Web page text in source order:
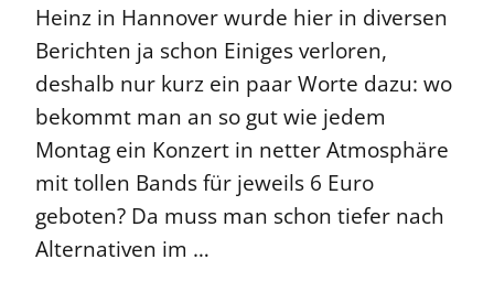
Heinz in Hannover wurde hier in diversen
Berichten ja schon Einiges verloren,
deshalb nur kurz ein paar Worte dazu: wo
bekommt man an so gut wie jedem
Montag ein Konzert in netter Atmosphäre
mit tollen Bands für jeweils 6 Euro
geboten? Da muss man schon tiefer nach
Alternativen im …